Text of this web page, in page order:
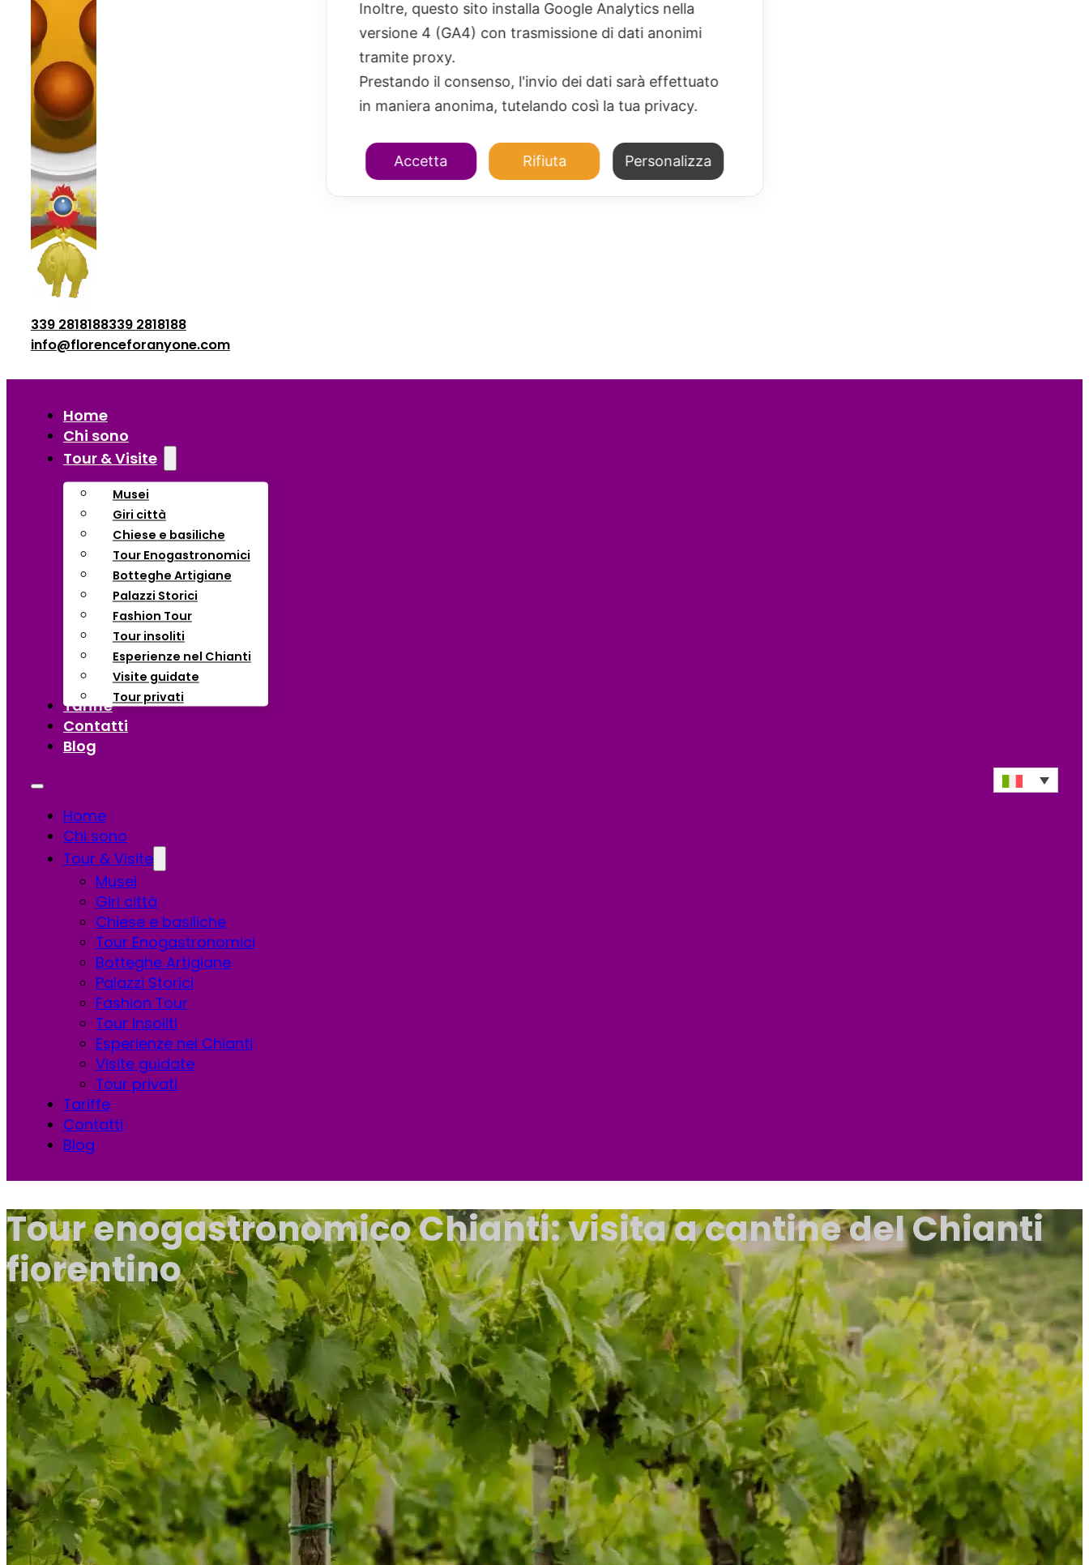
339 2818188339 2818188
info@florenceforanyone.com
Home
Chi sono
Tour & Visite
Musei
Giri città
Chiese e basiliche
Tour Enogastronomici
Botteghe Artigiane
Palazzi Storici
Fashion Tour
Tour insoliti
Esperienze nel Chianti
Visite guidate
Tour privati
Tariffe
Contatti
Blog
Home
Chi sono
Tour & Visite
Musei
Giri città
Chiese e basiliche
Tour Enogastronomici
Botteghe Artigiane
Palazzi Storici
Fashion Tour
Tour insoliti
Esperienze nel Chianti
Visite guidate
Tour privati
Tariffe
Contatti
Blog
Tour enogastronomico Chianti: visita a cantine del Chianti
fiorentino
Inoltre, questo sito installa Google Analytics nella
versione 4 (GA4) con trasmissione di dati anonimi
tramite proxy.
Prestando il consenso, l'invio dei dati sarà effettuato
in maniera anonima, tutelando così la tua privacy.
Accetta Rifiuta Personalizza